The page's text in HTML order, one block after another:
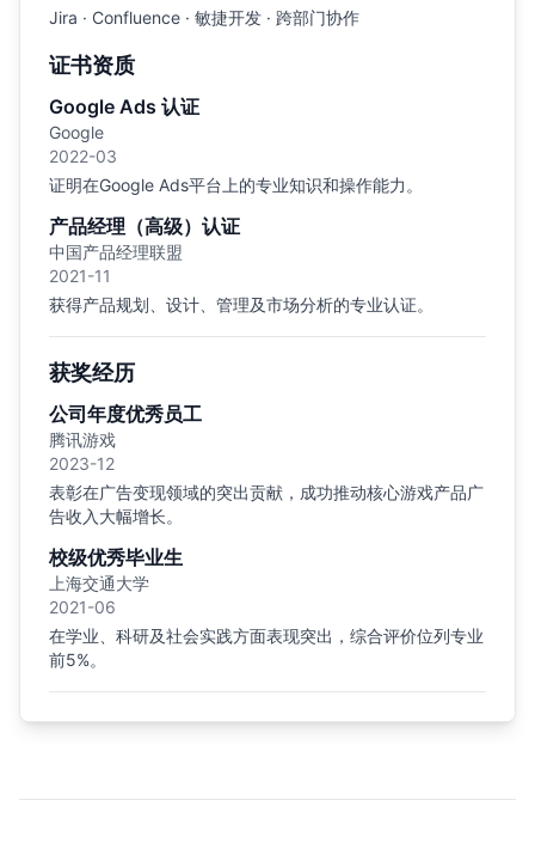
Jira · Confluence · 敏捷开发 · 跨部门协作
证书资质
Google Ads 认证
Google
2022-03
证明在Google Ads平台上的专业知识和操作能力。
产品经理（高级）认证
中国产品经理联盟
2021-11
获得产品规划、设计、管理及市场分析的专业认证。
获奖经历
公司年度优秀员工
腾讯游戏
2023-12
表彰在广告变现领域的突出贡献，成功推动核心游戏产品广
告收入大幅增长。
校级优秀毕业生
上海交通大学
2021-06
在学业、科研及社会实践方面表现突出，综合评价位列专业
前5%。